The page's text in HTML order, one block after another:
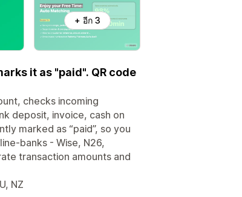
+ อีก 3
it as "paid". QR code
checks incoming
deposit, invoice, cash on
marked as “paid”, so you
banks - Wise, N26,
transaction amounts and
NZ